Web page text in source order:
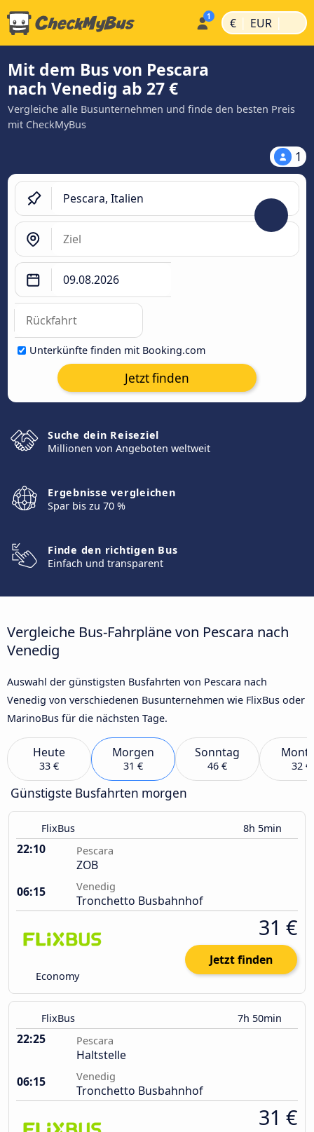
€ | EUR |
Mit dem Bus von Pescara
nach Venedig ab 27 €
Vergleiche alle Busunternehmen und finde den besten Preis
mit CheckMyBus
1
Unterkünfte finden mit Booking.com
Jetzt finden
Suche dein Reiseziel
Millionen von Angeboten weltweit
Ergebnisse vergleichen
Spar bis zu 70 %
Finde den richtigen Bus
Einfach und transparent
Vergleiche Bus-Fahrpläne von Pescara nach
Venedig
Auswahl der günstigsten Busfahrten von Pescara nach
Venedig von verschiedenen Busunternehmen wie FlixBus oder
MarinoBus für die nächsten Tage.
Heute
33 €
Morgen
31 €
Sonntag
46 € 32 €
Günstigste Busfahrten morgen
FlixBus 8h 5min
22:10 Pescara
ZOB
06:15
Venedig
Tronchetto Busbahnhof
Economy
31 €
Jetzt finden
FlixBus 7h 50min
22:25 Pescara
Haltstelle
06:15
Venedig
Tronchetto Busbahnhof
31 €